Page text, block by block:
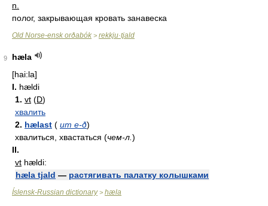
n.
полог, закрывающая кровать занавеска
Old Norse-ensk orðabók > rekkju·tjald
9
hæla
[hai:la]
I. hældi
1. vt (D)
хвалить
2. hælast ( um e-ð)
хвалиться, хвастаться (чем-л. )
II.
vt hældi:
hæla tjald — растягивать палатку колышками
Íslensk-Russian dictionary> hæla